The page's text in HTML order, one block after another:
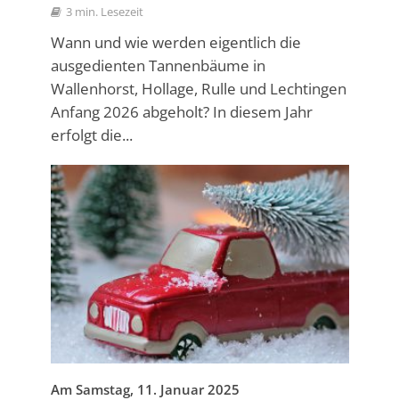
3 min. Lesezeit
Wann und wie werden eigentlich die
ausgedienten Tannenbäume in
Wallenhorst, Hollage, Rulle und Lechtingen
Anfang 2026 abgeholt? In diesem Jahr
erfolgt die...
Am Samstag, 11. Januar 2025